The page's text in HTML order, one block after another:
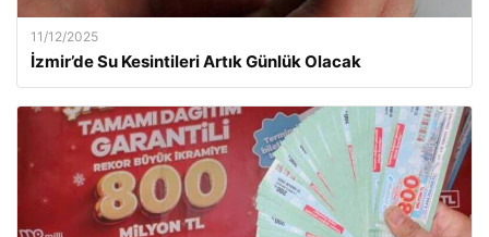
11/12/2025
İzmir’de Su Kesintileri Artık Günlük Olacak